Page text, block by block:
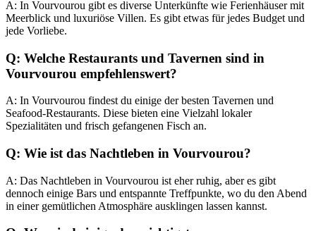
A: In Vourvourou gibt es diverse Unterkünfte wie Ferienhäuser mit
Meerblick und luxuriöse Villen. Es gibt etwas für jedes Budget und
jede Vorliebe.
Q: Welche Restaurants und Tavernen sind in
Vourvourou empfehlenswert?
A: In Vourvourou findest du einige der besten Tavernen und
Seafood-Restaurants. Diese bieten eine Vielzahl lokaler
Spezialitäten und frisch gefangenen Fisch an.
Q: Wie ist das Nachtleben in Vourvourou?
A: Das Nachtleben in Vourvourou ist eher ruhig, aber es gibt
dennoch einige Bars und entspannte Treffpunkte, wo du den Abend
in einer gemütlichen Atmosphäre ausklingen lassen kannst.